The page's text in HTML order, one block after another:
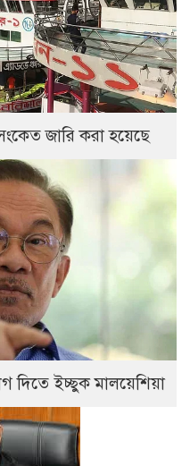
জারি করা হয়েছে
দিতে ইচ্ছুক মালয়েশিয়া